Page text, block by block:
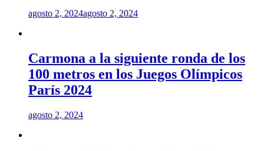
agosto 2, 2024agosto 2, 2024
Carmona a la siguiente ronda de los
100 metros en los Juegos Olímpicos
París 2024
agosto 2, 2024